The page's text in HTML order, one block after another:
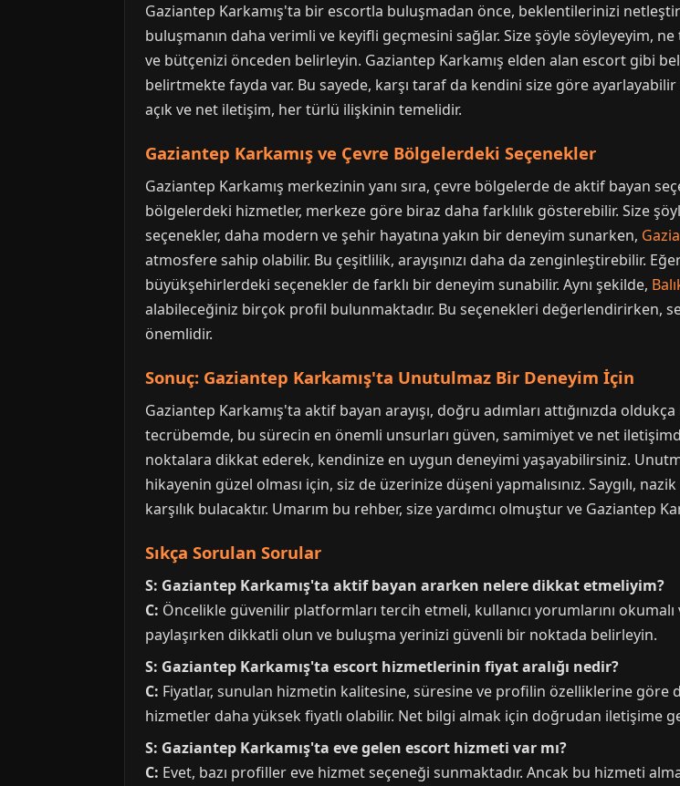
Gaziantep Karkamış'ta bir escortla buluşmadan önce, beklentilerinizi
buluşmanın daha verimli ve keyifli geçmesini sağlar. Size şöyle söyleyeyim,
ve bütçenizi önceden belirleyin. Gaziantep Karkamış elden alan escort gibi
belirtmekte fayda var. Bu sayede, karşı taraf da kendini size göre
açık ve net iletişim, her türlü ilişkinin temelidir.
Gaziantep Karkamış ve Çevre Bölgelerdeki Seçenekler
Gaziantep Karkamış merkezinin yanı sıra, çevre bölgelerde de aktif bayan
bölgelerdeki hizmetler, merkeze göre biraz daha farklılık gösterebilir. Size
seçenekler, daha modern ve şehir hayatına yakın bir deneyim sunarken,
atmosfere sahip olabilir. Bu çeşitlilik, arayışınızı daha da zenginleştirebilir.
büyükşehirlerdeki seçenekler de farklı bir deneyim sunabilir. Aynı şekilde,
alabileceğiniz birçok profil bulunmaktadır. Bu seçenekleri değerlendirirken,
önemlidir.
Sonuç: Gaziantep Karkamış'ta Unutulmaz Bir Deneyim İçin
Gaziantep Karkamış'ta aktif bayan arayışı, doğru adımları attığınızda
tecrübemde, bu sürecin en önemli unsurları güven, samimiyet ve net
noktalara dikkat ederek, kendinize en uygun deneyimi yaşayabilirsiniz.
hikayenin güzel olması için, siz de üzerinize düşeni yapmalısınız. Saygılı,
karşılık bulacaktır. Umarım bu rehber, size yardımcı olmuştur ve Gaziantep
Sıkça Sorulan Sorular
S: Gaziantep Karkamış'ta aktif bayan ararken nelere dikkat etmeliyim?
C: Öncelikle güvenilir platformları tercih etmeli, kullanıcı yorumlarını
paylaşırken dikkatli olun ve buluşma yerinizi güvenli bir noktada belirleyin.
S: Gaziantep Karkamış'ta escort hizmetlerinin fiyat aralığı nedir?
C: Fiyatlar, sunulan hizmetin kalitesine, süresine ve profilin özelliklerine
hizmetler daha yüksek fiyatlı olabilir. Net bilgi almak için doğrudan iletişime
S: Gaziantep Karkamış'ta eve gelen escort hizmeti var mı?
C: Evet, bazı profiller eve hizmet seçeneği sunmaktadır. Ancak bu hizmeti